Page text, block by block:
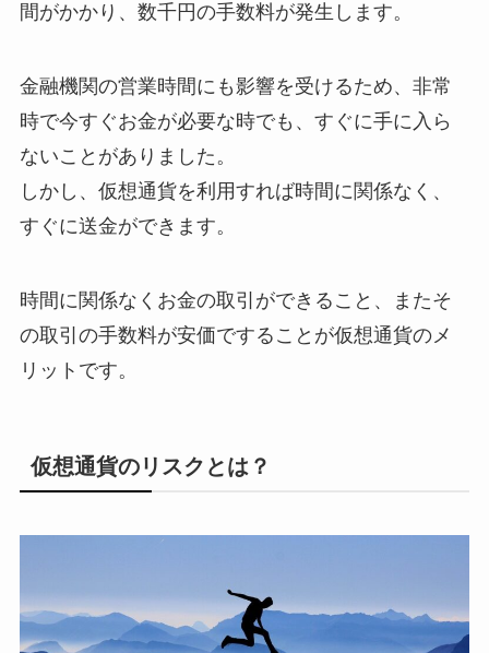
間がかかり、数千円の手数料が発生します。
金融機関の営業時間にも影響を受けるため、非常
時で今すぐお金が必要な時でも、すぐに手に入ら
ないことがありました。
しかし、仮想通貨を利用すれば時間に関係なく、
すぐに送金ができます。
時間に関係なくお金の取引ができること、またそ
の取引の手数料が安価ですることが仮想通貨のメ
リットです。
仮想通貨のリスクとは？